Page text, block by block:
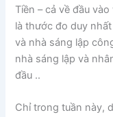
Tiền – cả về đầu
là thước đo duy
và nhà sáng lập
nhà sáng lập và
đầu ..
Chỉ trong tuần này,